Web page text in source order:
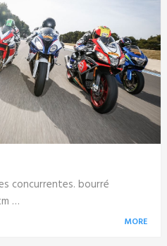
concurrentes. bourré
…
MORE